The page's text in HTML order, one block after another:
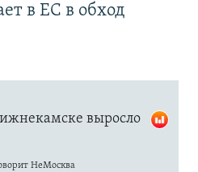
в ЕС в обход